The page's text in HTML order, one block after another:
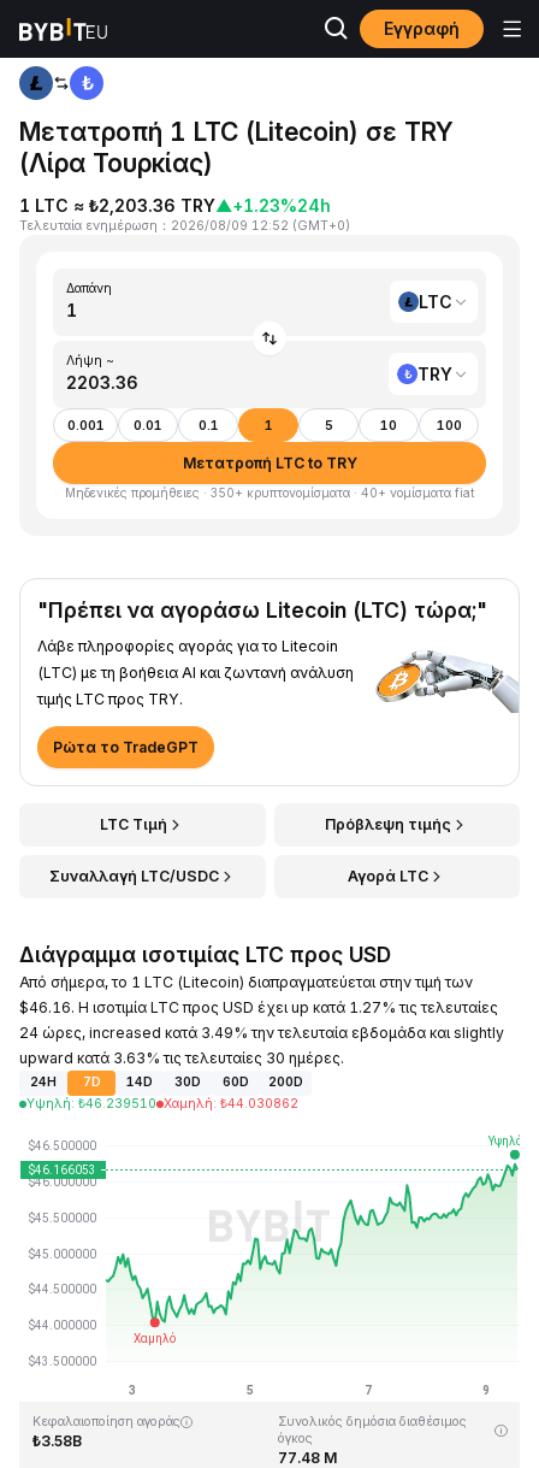
Εγγραφή
Αρχική LTC to TRY
Μετατροπή 1 LTC (Litecoin) σε TRY
(Λίρα Τουρκίας)
1 LTC ≈ ₺2,203.36 TRY▲+1.23%24h
Τελευταία ενημέρωση ： 2026/08/09 12:52 (GMT+0)
Δαπάνη
LTC
Λήψη ~
TRY
0.001 0.01 0.1 1 5 10 100
Μετατροπή LTC to TRY
Μηδενικές προμήθειες · 350+ κρυπτονομίσματα · 40+ νομίσματα fiat
"Πρέπει να αγοράσω Litecoin (LTC) τώρα;"
Λάβε πληροφορίες αγοράς για το Litecoin
(LTC) με τη βοήθεια AI και ζωντανή ανάλυση
τιμής LTC προς TRY.
Ρώτα το TradeGPT
LTC Τιμή Πρόβλεψη τιμής
Συναλλαγή LTC/USDC Αγορά LTC
Διάγραμμα ισοτιμίας LTC προς USD
Από σήμερα, το 1 LTC (Litecoin) διαπραγματεύεται στην τιμή των
$46.16. Η ισοτιμία LTC προς USD έχει up κατά 1.27% τις τελευταίες
24 ώρες, increased κατά 3.49% την τελευταία εβδομάδα και slightly
upward κατά 3.63% τις τελευταίες 30 ημέρες.
24H 7D 14D 30D 60D
200D
Υψηλή: ₺46.239510 Χαμηλή: ₺44.030862
Τελευταία ενημέρωση στις: 2026-08-09, 12:52 GMT+0
Υψηλότερη τιμή (ATH)
Κεφαλαιοποίηση αγοράς
₺3.58B
Συνολικός δημόσια διαθέσιμος
όγκος
77.48 M